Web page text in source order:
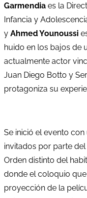
Garmendia es la
Infancia y
y Ahmed Younoussi
huido en los bajos de
actualmente actor
Juan Diego Botto y
protagoniza su
Se inició el evento
invitados por parte
Orden distinto del
donde el coloquio que
proyección de la